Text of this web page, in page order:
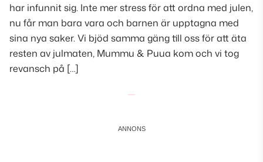
har infunnit sig. Inte mer stress för att ordna med julen,
nu får man bara vara och barnen är upptagna med
sina nya saker. Vi bjöd samma gäng till oss för att äta
resten av julmaten, Mummu & Puua kom och vi tog
revansch på […]